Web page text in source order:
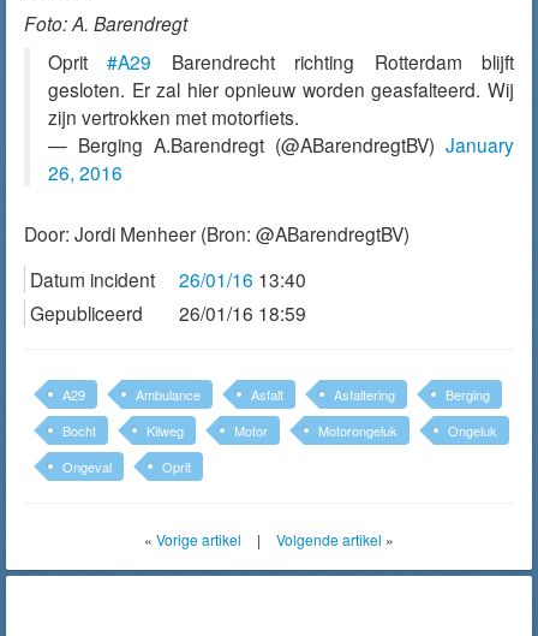
Foto: A. Barendregt
Oprit#A29 Barendrecht richting Rotterdam blijft
gesloten. Er zal hier opnieuw worden geasfalteerd. Wij
zijn vertrokken met motorfiets.
— Berging A.Barendregt (@ABarendregtBV) January
26, 2016
Door: Jordi Menheer (Bron: @ABarendregtBV)
Datum incident
26/01/16 13:40
Gepubliceerd
26/01/16 18:59
A29 Ambulance Asfalt Asfaltering
Berging
Bocht
Kilweg Motor Motorongeluk
Ongeluk
Ongeval
Oprit
« Vorige artikel | Volgende artikel »